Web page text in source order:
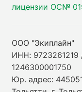
лицензии ОС№
ООО "Экиплайн"
ИНН:
1246300001750
Юр. адрес: